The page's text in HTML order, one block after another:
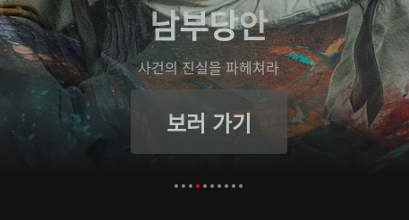
남부당안
사건의 진실을 파헤쳐라
보러 가기